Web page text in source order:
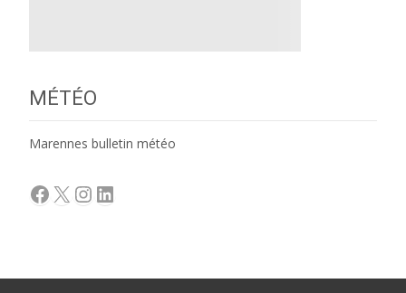
MÉTÉO
Marennes bulletin météo
Facebook
X Instagram
LinkedIn